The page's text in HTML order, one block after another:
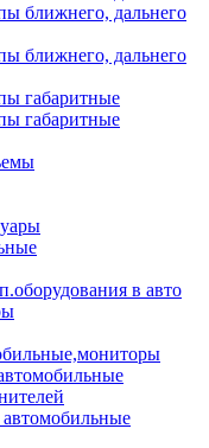
ближнего, дальнего
ближнего, дальнего
габаритные
габаритные
в авто
автомобильные